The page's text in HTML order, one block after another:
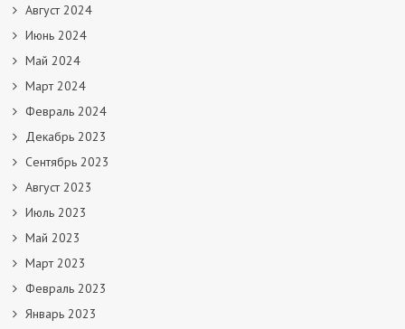
Август 2024
Июнь 2024
Май 2024
Март 2024
Февраль 2024
Декабрь 2023
Сентябрь 2023
Август 2023
Июль 2023
Май 2023
Март 2023
Февраль 2023
Январь 2023